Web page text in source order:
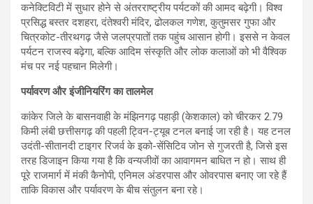
कनेक्टिविटी में सुधार होने से अंतरराष्ट्रीय पर्यटकों की आमद बढ़ेगी। विश्व
प्रसिद्ध बस्तर दशहरा, दंतेश्वरी मंदिर, ढोलकल गणेश, कुतुमसर गुफा और
चित्रकोट-तीरथगढ़ जैसे जलप्रपातों तक पहुंच आसान होगी। इससे न केवल
पर्यटन राजस्व बढ़ेगा, बल्कि आदिम संस्कृति और लोक कलाओं को भी वैश्विक
मंच पर नई पहचान मिलेगी।
पर्यावरण और इंजीनियरिंग का तालमेल
कांकेर जिले के बासनवाही के मंझिनगढ़ पहाड़ी (केशकाल) को चीरकर 2.79
किमी लंबी छत्तीसगढ़ की पहली ट्विन-ट्यूब टनल बनाई जा रही है। यह टनल
उदंती-सीतानदी टाइगर रिजर्व के इको-सेंसिटिव जोन से गुजरती है, जिसे इस
तरह डिजाइन किया गया है कि वन्यजीवों का आवागमन बाधित न हो। साथ ही
पूरे राजमार्ग में मंकी कैनोपी, एनिमल अंडरपास और ओवरपास बनाए जा रहे हैं
ताकि विकास और पर्यावरण के बीच संतुलन बना रहे।